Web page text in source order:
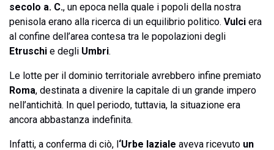
secolo a. C., un epoca nella quale i popoli della nostra
penisola erano alla ricerca di un equilibrio politico. Vulci era
al confine dell’area contesa tra le popolazioni degli
Etruschi e degli Umbri.
Le lotte per il dominio territoriale avrebbero infine premiato
Roma, destinata a divenire la capitale di un grande impero
nell’antichità. In quel periodo, tuttavia, la situazione era
ancora abbastanza indefinita.
Infatti, a conferma di ciò, l‘Urbe laziale aveva ricevuto un